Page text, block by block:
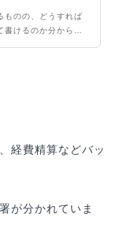
ものの、どうすれば
けるのか分からず
経費精算などバッ
が分かれていま